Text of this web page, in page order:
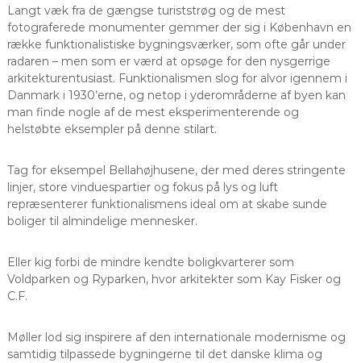
Langt væk fra de gængse turiststrøg og de mest
fotograferede monumenter gemmer der sig i København en
række funktionalistiske bygningsværker, som ofte går under
radaren – men som er værd at opsøge for den nysgerrige
arkitekturentusiast. Funktionalismen slog for alvor igennem i
Danmark i 1930’erne, og netop i yderområderne af byen kan
man finde nogle af de mest eksperimenterende og
helstøbte eksempler på denne stilart.
Tag for eksempel Bellahøjhusene, der med deres stringente
linjer, store vinduespartier og fokus på lys og luft
repræsenterer funktionalismens ideal om at skabe sunde
boliger til almindelige mennesker.
Eller kig forbi de mindre kendte boligkvarterer som
Voldparken og Ryparken, hvor arkitekter som Kay Fisker og
C.F.
Møller lod sig inspirere af den internationale modernisme og
samtidig tilpassede bygningerne til det danske klima og